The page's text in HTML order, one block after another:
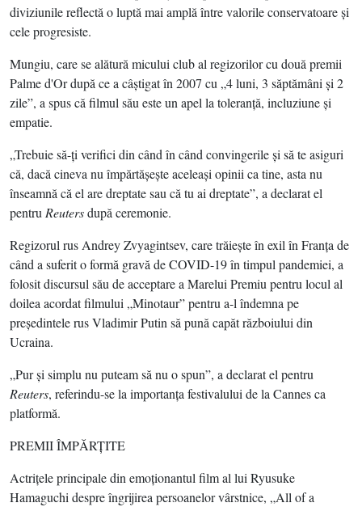
diviziunile reflectă o luptă mai amplă între valorile conservatoare şi
cele progresiste.
Mungiu, care se alătură micului club al regizorilor cu două premii
Palme d'Or după ce a câştigat în 2007 cu „4 luni, 3 săptămâni şi 2
zile”, a spus că filmul său este un apel la toleranţă, incluziune şi
empatie.
„Trebuie să-ţi verifici din când în când convingerile şi să te asiguri
că, dacă cineva nu împărtăşeşte aceleaşi opinii ca tine, asta nu
înseamnă că el are dreptate sau că tu ai dreptate”, a declarat el
pentru Reutersdupă ceremonie.
Regizorul rus Andrey Zvyagintsev, care trăieşte în exil în Franţa de
când a suferit o formă gravă de COVID-19 în timpul pandemiei, a
folosit discursul său de acceptare a Marelui Premiu pentru locul al
doilea acordat filmului „Minotaur” pentru a-l îndemna pe
preşedintele rus Vladimir Putin să pună capăt războiului din
Ucraina.
„Pur şi simplu nu puteam să nu o spun”, a declarat el pentru
Reuters, referindu-se la importanţa festivalului de la Cannes ca
platformă.
PREMII ÎMPĂRŢITE
Actriţele principale din emoţionantul film al lui Ryusuke
Hamaguchi despre îngrijirea persoanelor vârstnice, „All of a